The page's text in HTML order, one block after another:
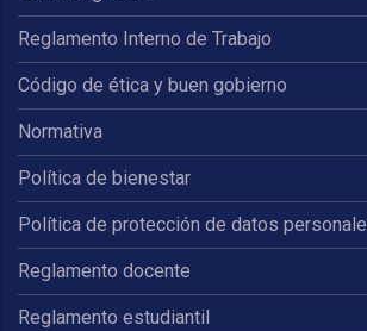
Reglamento Interno de Trabajo
Código de ética y buen gobierno
Normativa
Política de bienestar
Política de protección de datos
Reglamento docente
Reglamento estudiantil